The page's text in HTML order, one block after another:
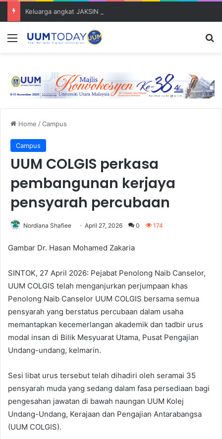
Menu
Home /Campus
Campus
UUM COLGIS perkasa
pembangunan kerjaya
pensyarah percubaan
Nordiana Shafiee April 27, 2026 0 174
Gambar Dr. Hasan Mohamed Zakaria
SINTOK, 27 April 2026: Pejabat Penolong Naib Canselor,
UUM COLGIS telah menganjurkan perjumpaan khas
Penolong Naib Canselor UUM COLGIS bersama semua
pensyarah yang berstatus percubaan dalam usaha
memantapkan kecemerlangan akademik dan tadbir urus
modal insan di Bilik Mesyuarat Utama, Pusat Pengajian
Undang-undang, kelmarin.
Sesi libat urus tersebut telah dihadiri oleh seramai 35
pensyarah muda yang sedang dalam fasa persediaan bagi
pengesahan jawatan di bawah naungan UUM Kolej
Undang-Undang, Kerajaan dan Pengajian Antarabangsa
(UUM COLGIS).